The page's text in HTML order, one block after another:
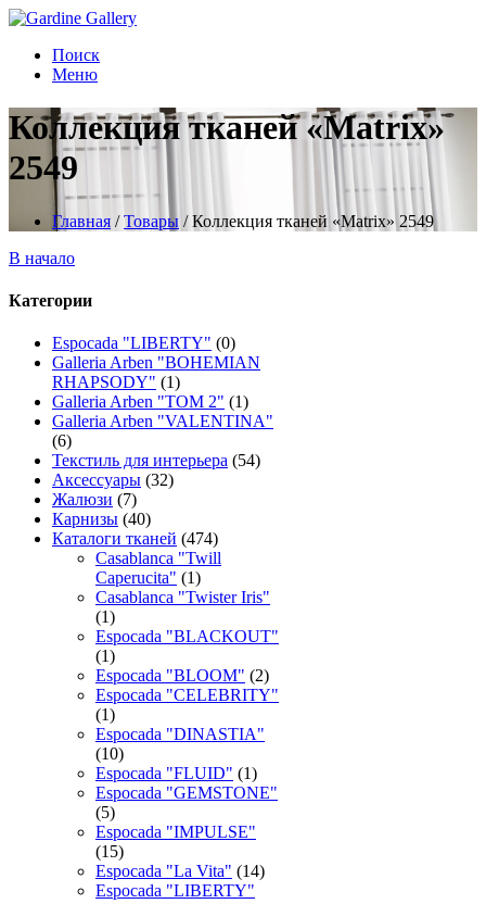
Поиск
Меню
Коллекция тканей «Matrix»
2549
Главная /Товары /Коллекция тканей «Matrix» 2549
В начало
Категории
Espocada "LIBERTY" (0)
Galleria Arben "BOHEMIAN
RHAPSODY" (1)
Galleria Arben "TOM 2" (1)
Galleria Arben "VALENTINA"
(6)
Текстиль для интерьера (54)
Аксессуары (32)
Жалюзи (7)
Карнизы (40)
Каталоги тканей (474)
Casablanca "Twill
Caperucita" (1)
Casablanca "Twister Iris"
(1)
Espocada "BLACKOUT"
(1)
Espocada "BLOOM" (2)
Espocada "CELEBRITY"
(1)
Espocada "DINASTIA"
(10)
Espocada "FLUID" (1)
Espocada "GEMSTONE"
(5)
Espocada "IMPULSE"
(15)
Espocada "La Vita" (14)
Espocada "LIBERTY"